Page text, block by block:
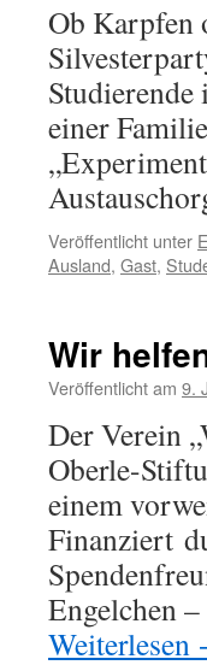
Ob Karpfen
einer
Veröffentlicht unter
Ausland, Gast,
Wir
Veröffentlicht am 9.
Der Verein
Oberle-
einem
Finanziert
Engelchen
Weiterlesen